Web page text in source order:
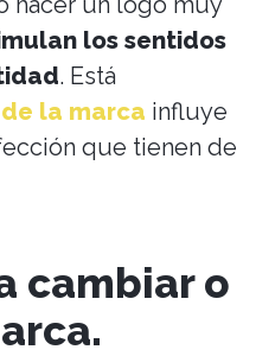
los sentidos
. Está
la marca influye
que tienen de
cambiar o